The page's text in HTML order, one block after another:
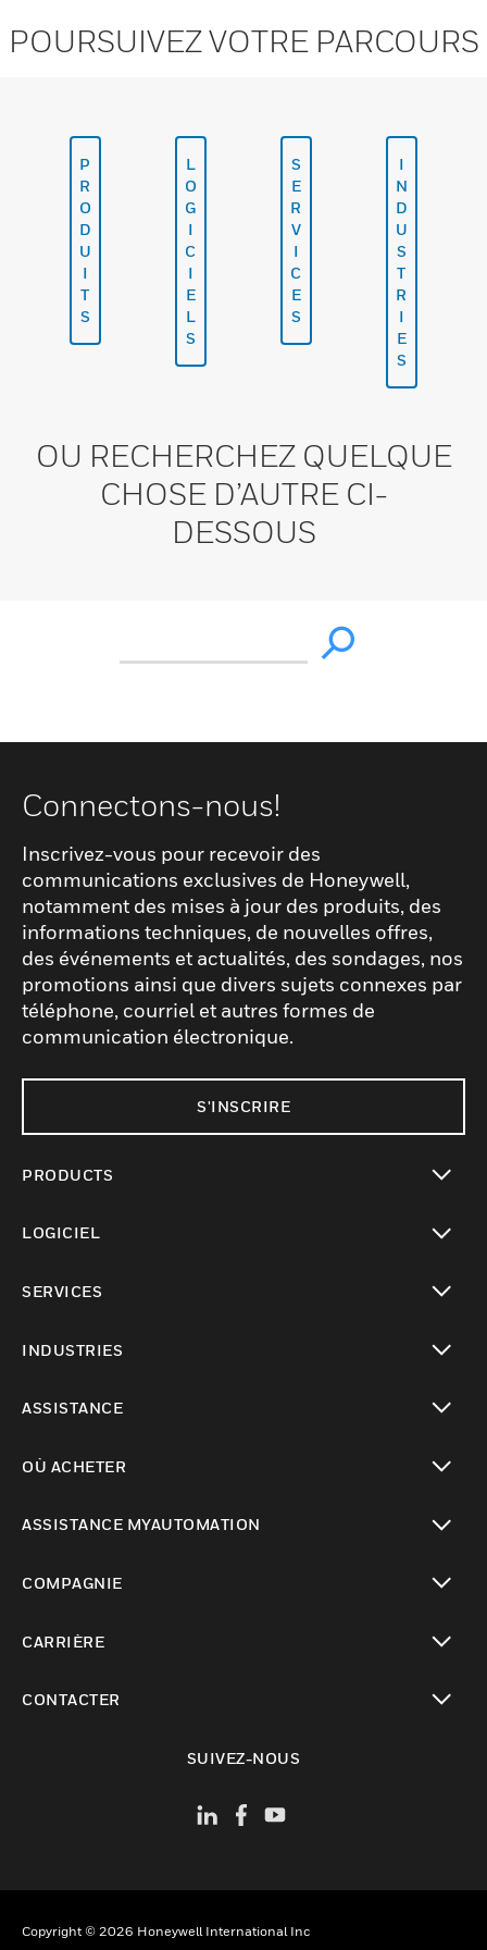
POURSUIVEZ VOTRE PARCOURS
P
R
O
D
U
I
T
S
L
O
G
I
C
I
E
L
S
S
E
R
V
I
C
E
S
I
N
D
U
S
T
R
I
E
S
OU RECHERCHEZ QUELQUE
CHOSE D’AUTRE CI-
DESSOUS
Connectons-nous!
Inscrivez-vous pour recevoir des
communications exclusives de Honeywell,
notamment des mises à jour des produits, des
informations techniques, de nouvelles offres,
des événements et actualités, des sondages, nos
promotions ainsi que divers sujets connexes par
téléphone, courriel et autres formes de
communication électronique.
S'INSCRIRE
PRODUCTS
LOGICIEL
SERVICES
INDUSTRIES
ASSISTANCE
OÙ ACHETER
ASSISTANCE MYAUTOMATION
COMPAGNIE
CARRIÈRE
CONTACTER
SUIVEZ-NOUS
Copyright © 2026 Honeywell International Inc